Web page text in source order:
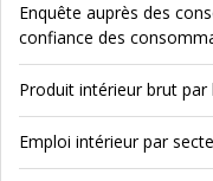
Enquête auprès des
confiance des
Produit intérieur brut par
Emploi intérieur par